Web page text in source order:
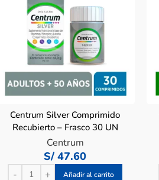
Centrum Silver Comprimido
Recubierto – Frasco 30 UN
Centrum
S/ 47.60
Añadir al carrito